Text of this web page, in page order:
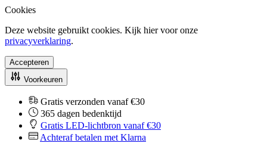
Cookies
Deze website gebruikt cookies. Kijk hier voor onze
privacyverklaring.
Accepteren
Voorkeuren
Gratis verzonden vanaf €30
365 dagen bedenktijd
Gratis LED-lichtbron vanaf €30
Achteraf betalen met Klarna